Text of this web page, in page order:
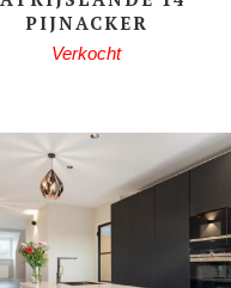
PIJNACKER
Verkocht